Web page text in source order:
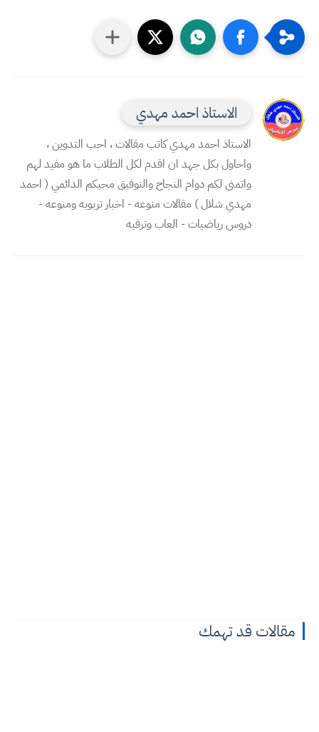
الاستاذ احمد مهدي
الاستاذ احمد مهدي كاتب مقالات ، احب التدوين ،
واحاول بكل جهد ان اقدم لكل الطلاب ما هو مفيد لهم
واتمنى لكم دوام النجاح والتوفيق محبكم الدائمي ( احمد
مهدي شلال ) مقالات منوعه - اخبار تربويه ومنوعه -
دروس رياضيات - العاب وترفيه
مقالات قد تهمك